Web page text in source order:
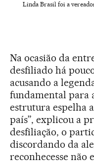
Linda Brasil foi a
Na ocasião da
desfiliado há
acusando a
fundamental para
estrutura espelha
país”, explicou a
desfiliação, o
discordando da
reconhecesse não